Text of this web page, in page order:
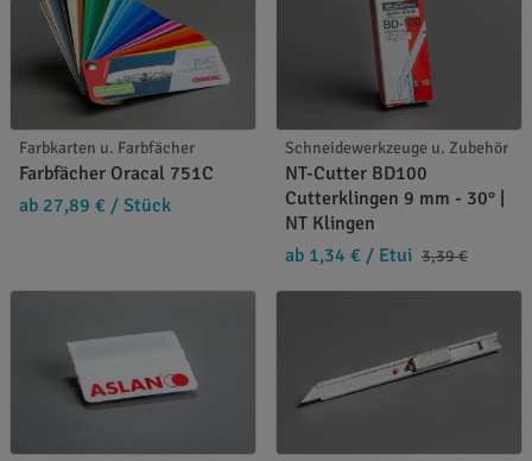
Farbkarten u. Farbfächer
Farbfächer Oracal 751C
ab 27,89 € / Stück
Schneidewerkzeuge u. Zubehör
NT-Cutter BD100
Cutterklingen 9 mm - 30° |
NT Klingen
ab 1,34 € / Etui 3,39 €